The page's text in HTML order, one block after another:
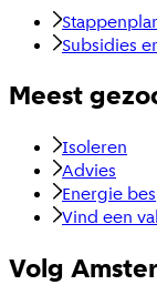
Subsidies
Meest
Isoleren
Advies
Energie
Vind een
Volg